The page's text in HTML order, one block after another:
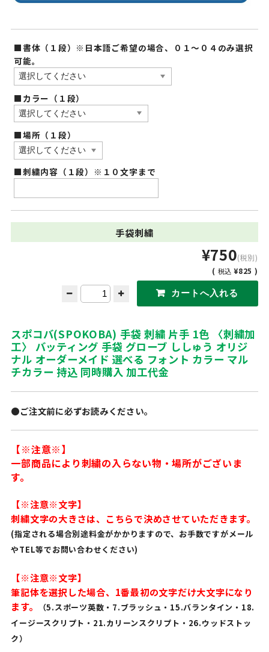
■書体（１段）※日本語ご希望の場合、０１〜０４のみ選択
可能。
■カラー（１段）
■場所（１段）
■刺繍内容（１段）※１０文字まで
手袋刺繍
¥750(税別)
( 税込 ¥825 )
スポコバ(SPOKOBA) 手袋 刺繍 片手 1色 〈刺繍加
工〉 バッティング 手袋 グローブ ししゅう オリジ
ナル オーダーメイド 選べる フォント カラー マル
チカラー 持込 同時購入 加工代金
●ご注文前に必ずお読みください。
【※注意※】
一部商品により刺繍の入らない物・場所がございま
す。
【※注意※文字】
刺繍文字の大きさは、こちらで決めさせていただきます。
(指定される場合別途料金がかかりますので、お手数ですがメール
やTEL等でお問い合わせください)
【※注意※文字】
筆記体を選択した場合、1番最初の文字だけ大文字になり
ます。
（5.スポーツ英数・7.ブラッシュ・15.バランタイン・18.
イージースクリプト・21.カリーンスクリプト・26.ウッドストッ
ク）